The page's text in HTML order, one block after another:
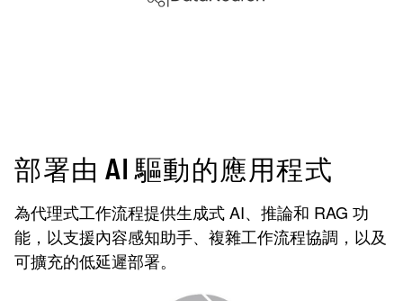
部署由 AI 驅動的應用程式
為代理式工作流程提供生成式 AI、推論和 RAG 功
能，以支援內容感知助手、複雜工作流程協調，以及
可擴充的低延遲部署。